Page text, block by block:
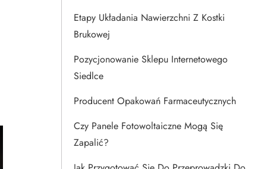
Etapy Układania Nawierzchni Z Kostki
Brukowej
Pozycjonowanie Sklepu Internetowego
Siedlce
Producent Opakowań Farmaceutycznych
Czy Panele Fotowoltaiczne Mogą Się
Zapalić?